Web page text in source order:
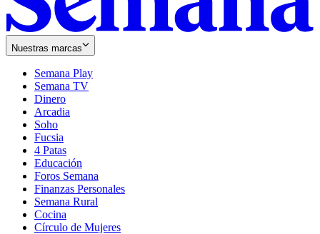
Nuestras marcas
Semana Play
Semana TV
Dinero
Arcadia
Soho
in
new
window
Fucsia
in
new
window
4 Patas
Educación
Foros Semana
Finanzas Personales
Semana Rural
Cocina
Círculo de Mujeres